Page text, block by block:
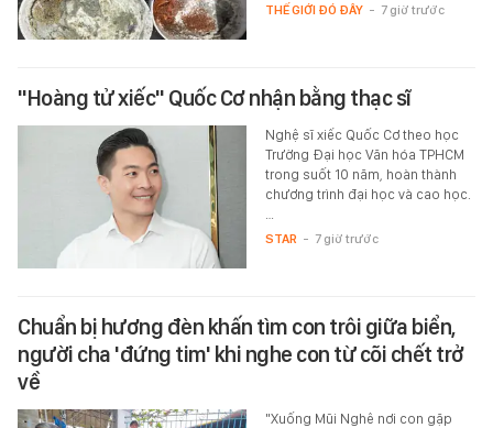
THẾ GIỚI ĐÓ ĐÂY - 7 giờ trước
"Hoàng tử xiếc" Quốc Cơ nhận bằng thạc sĩ
Nghệ sĩ xiếc Quốc Cơ theo học
Trường Đại học Văn hóa TPHCM
trong suốt 10 năm, hoàn thành
chương trình đại học và cao học.
STAR - 7 giờ trước
Chuẩn bị hương đèn khấn tìm con trôi giữa biển,
người cha 'đứng tim' khi nghe con từ cõi chết trở
về
"Xuống Mũi Nghê nơi con gặp